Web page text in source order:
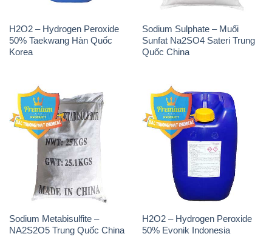
Sodium Metabisulfite –
NA2S2O5 Trung Quốc China
H2O2 – Hydrogen Peroxide
50% Evonik Indonesia